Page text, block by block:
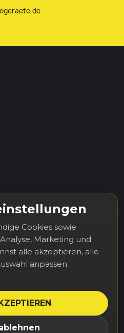
Cookies sowie
Marketing und
alle akzeptieren, alle
anpassen.
und
widerrufen. Unsere
a. in der Datenschutzerklärung.